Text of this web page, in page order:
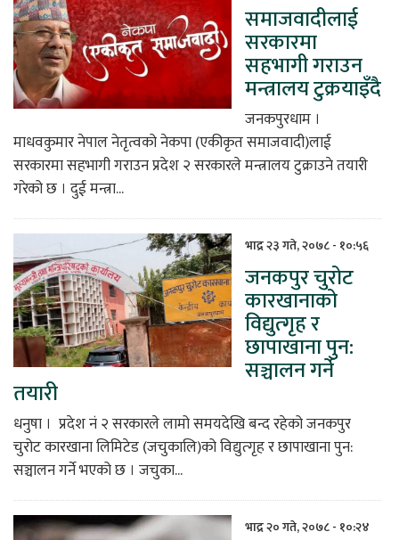
समाजवादीलाई
सरकारमा
सहभागी गराउन
मन्त्रालय टुक्रयाइँदै
जनकपुरधाम ।
माधवकुमार नेपाल नेतृत्वको नेकपा (एकीकृत समाजवादी)लाई
सरकारमा सहभागी गराउन प्रदेश २ सरकारले मन्त्रालय टुक्राउने तयारी
गरेको छ । दुई मन्त्रा...
भाद्र २३ गते, २०७८ - १०:५६
जनकपुर चुरोट
कारखानाको
विद्युत्गृह र
छापाखाना पुन:
सञ्चालन गर्ने
तयारी
धनुषा । प्रदेश नं २ सरकारले लामो समयदेखि बन्द रहेको जनकपुर
चुरोट कारखाना लिमिटेड (जचुकालि)को विद्युत्गृह र छापाखाना पुन:
सञ्चालन गर्ने भएको छ । जचुका...
भाद्र २० गते, २०७८ - १०:२४